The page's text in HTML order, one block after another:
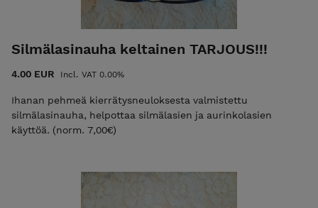
Silmälasinauha keltainen TARJOUS!!!
4.00 EUR Incl. VAT 0.00%
Ihanan pehmeä kierrätysneuloksesta valmistettu
silmälasinauha, helpottaa silmälasien ja aurinkolasien
käyttöä. (norm. 7,00€)